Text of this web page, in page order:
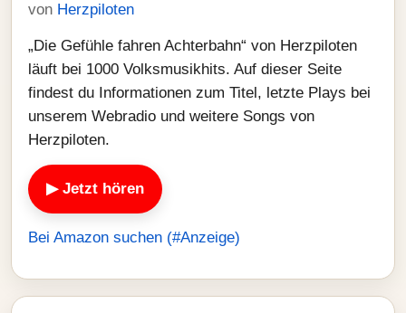
von Herzpiloten
„Die Gefühle fahren Achterbahn“ von Herzpiloten
läuft bei 1000 Volksmusikhits. Auf dieser Seite
findest du Informationen zum Titel, letzte Plays bei
unserem Webradio und weitere Songs von
Herzpiloten.
▶ Jetzt hören
Bei Amazon suchen (#Anzeige)